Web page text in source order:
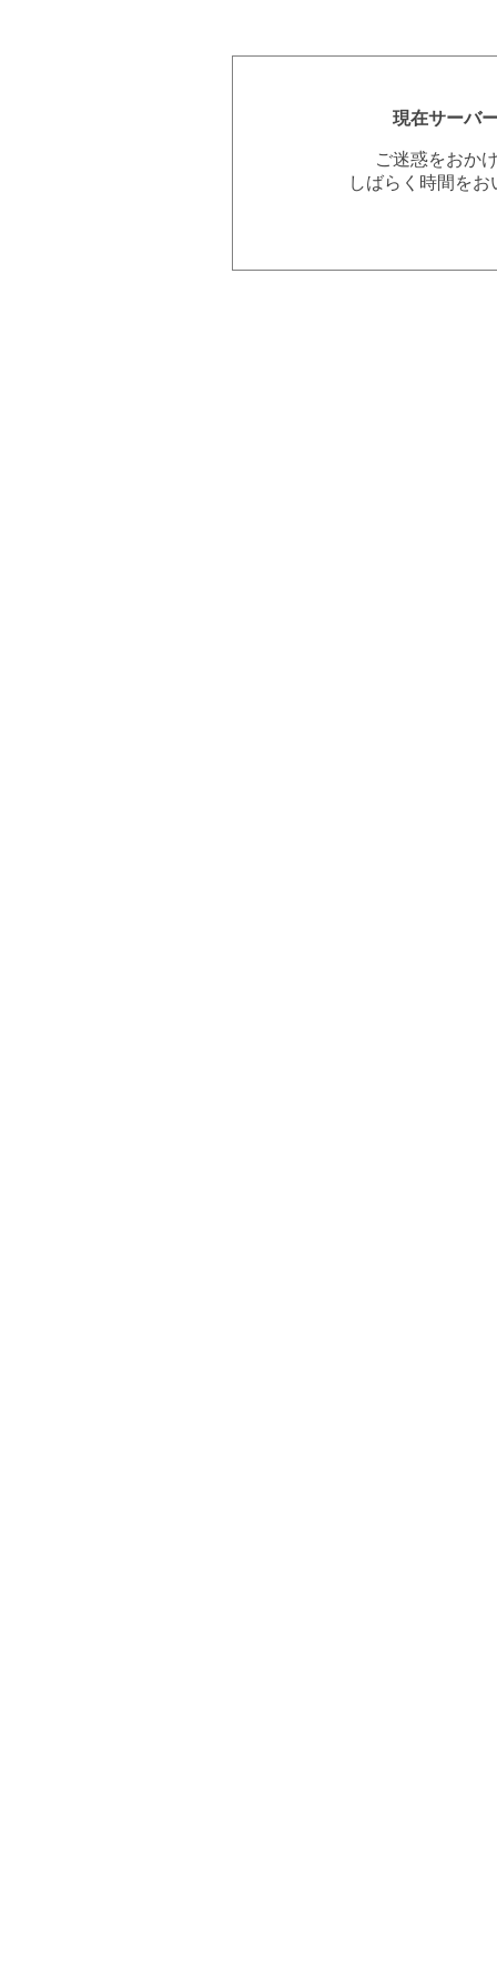
現在サーバ
ご迷惑をおか
しばらく時間を